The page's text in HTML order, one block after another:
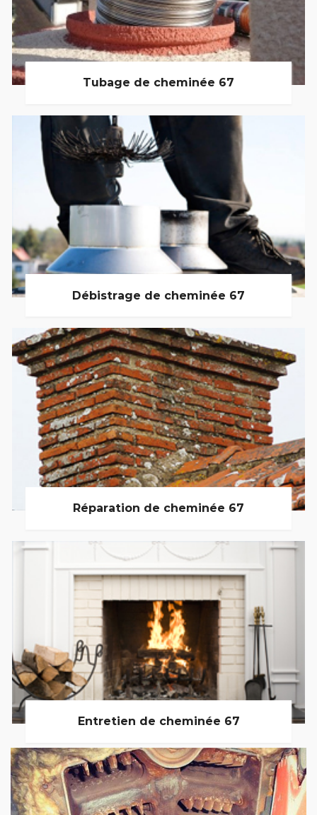
Tubage de cheminée 67
Débistrage de cheminée 67
Réparation de cheminée 67
Entretien de cheminée 67